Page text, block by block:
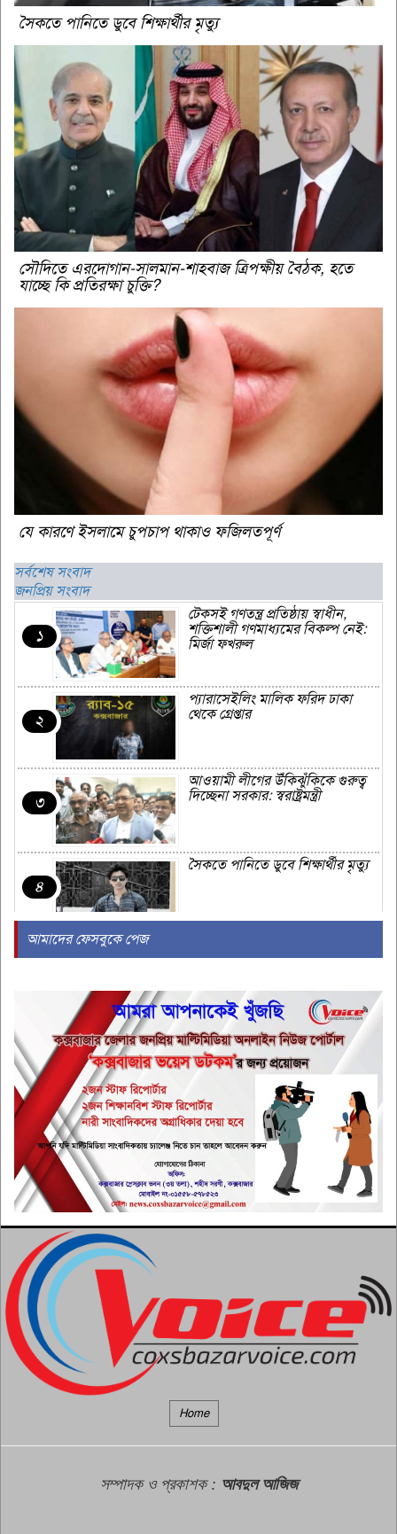
সৈকতে পানিতে ডুবে শিক্ষার্থীর মৃত্যু
সৌদিতে এরদোগান-সালমান-শাহবাজ ত্রিপক্ষীয় বৈঠক, হতে
যাচ্ছে কি প্রতিরক্ষা চুক্তি?
যে কারণে ইসলামে চুপচাপ থাকাও ফজিলতপূর্ণ
সর্বশেষ সংবাদ
জনপ্রিয় সংবাদ
১
টেকসই গণতন্ত্র প্রতিষ্ঠায় স্বাধীন,
শক্তিশালী গণমাধ্যমের বিকল্প নেই:
মির্জা ফখরুল
২
প্যারাসেইলিং মালিক ফরিদ ঢাকা
থেকে গ্রেপ্তার
৩
আওয়ামী লীগের উঁকিঝুঁকিকে গুরুত্ব
দিচ্ছেনা সরকার: স্বরাষ্ট্রমন্ত্রী
৪
সৈকতে পানিতে ডুবে শিক্ষার্থীর মৃত্যু
ত্রিপক্ষীয় বৈঠক, হতে যাচ্ছে কি
প্রতিরক্ষা চুক্তি?
৬
যে কারণে ইসলামে চুপচাপ থাকাও
৭
নতুন তালিকা হবে ইয়াবা
কারবারিদের, অপহরণ রোধে বসবে
দুই সেনা ক্যাম্প: স্বরাষ্ট্রমন্ত্রী
৮
৯
পেকুয়ার মগনামায় ওযু করতে গিয়ে
মসজিদের ইমামের মৃত্যু
তৃতীয় শ্রেণির কর্মচারী ফারুকের
ডিলার ব্যবসা, উপজেলা প্রশাসনের
অভিযোগ
আমাদের ফেসবুকে পেজ
Home
সম্পাদক ও প্রকাশক: আবদুল আজিজ